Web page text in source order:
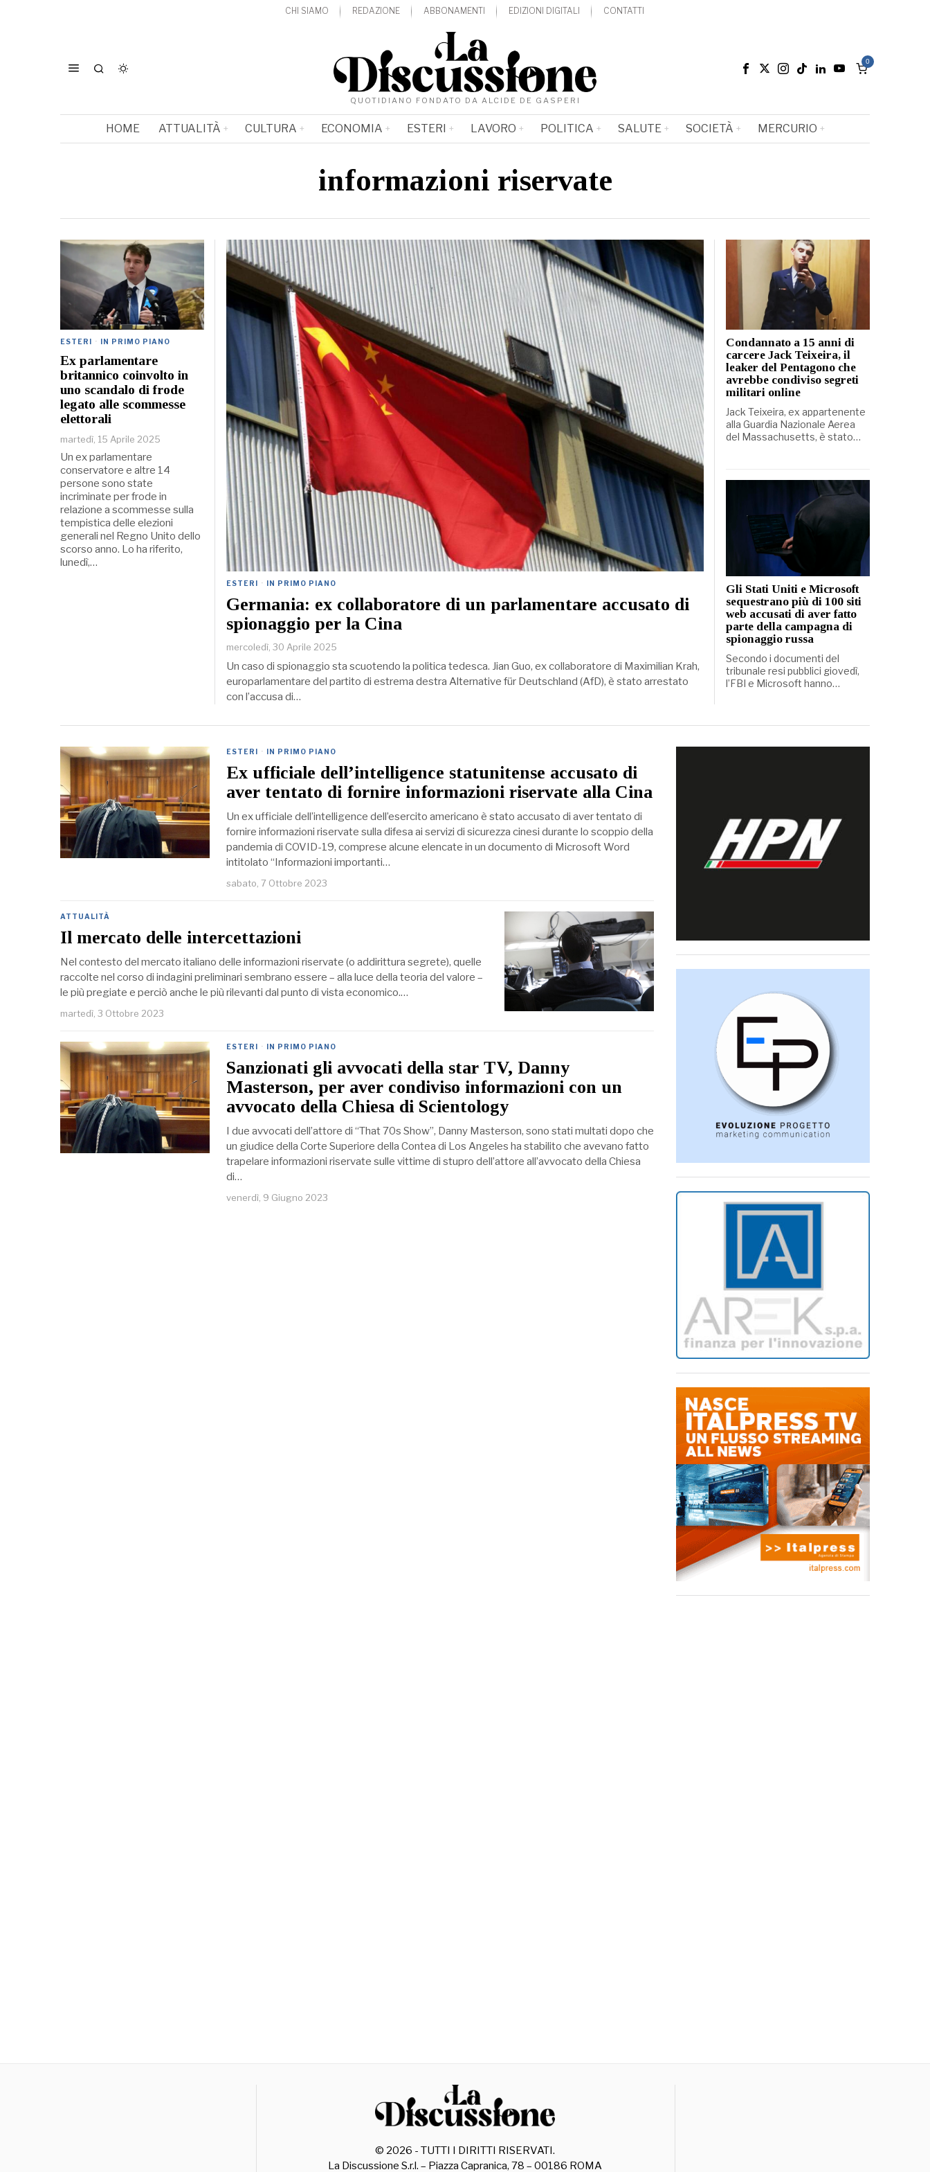
CHI SIAMO REDAZIONE ABBONAMENTI EDIZIONI DIGITALI CONTATTI
QUOTIDIANO FONDATO DA ALCIDE DE GASPERI
0
HOME ATTUALITÀ CULTURA ECONOMIA ESTERI LAVORO POLITICA SALUTE SOCIETÀ MERCURIO
informazioni riservate
ESTERI · IN PRIMO PIANO
Germania: ex collaboratore di un parlamentare accusato di
spionaggio per la Cina
mercoledì, 30 Aprile 2025
Un caso di spionaggio sta scuotendo la politica tedesca. Jian Guo, ex collaboratore di Maximilian Krah,
europarlamentare del partito di estrema destra Alternative für Deutschland (AfD), è stato arrestato
con l’accusa di…
ESTERI · IN PRIMO PIANO
Ex parlamentare
britannico coinvolto in
uno scandalo di frode
legato alle scommesse
elettorali
martedì, 15 Aprile 2025
Un ex parlamentare
conservatore e altre 14
persone sono state
incriminate per frode in
relazione a scommesse sulla
tempistica delle elezioni
generali nel Regno Unito dello
scorso anno. Lo ha riferito,
lunedì,…
Condannato a 15 anni di
carcere Jack Teixeira, il
leaker del Pentagono che
avrebbe condiviso segreti
militari online
Jack Teixeira, ex appartenente
alla Guardia Nazionale Aerea
del Massachusetts, è stato…
Gli Stati Uniti e Microsoft
sequestrano più di 100 siti
web accusati di aver fatto
parte della campagna di
spionaggio russa
Secondo i documenti del
tribunale resi pubblici giovedì,
l’FBI e Microsoft hanno…
ESTERI · IN PRIMO PIANO
Ex ufficiale dell’intelligence statunitense accusato di
aver tentato di fornire informazioni riservate alla Cina
Un ex ufficiale dell’intelligence dell’esercito americano è stato accusato di aver tentato di
fornire informazioni riservate sulla difesa ai servizi di sicurezza cinesi durante lo scoppio della
pandemia di COVID-19, comprese alcune elencate in un documento di Microsoft Word
intitolato “Informazioni importanti…
sabato, 7 Ottobre 2023
ATTUALITÀ
Il mercato delle intercettazioni
Nel contesto del mercato italiano delle informazioni riservate (o addirittura segrete), quelle
raccolte nel corso di indagini preliminari sembrano essere – alla luce della teoria del valore –
le più pregiate e perciò anche le più rilevanti dal punto di vista economico.…
martedì, 3 Ottobre 2023
ESTERI · IN PRIMO PIANO
Sanzionati gli avvocati della star TV, Danny
Masterson, per aver condiviso informazioni con un
avvocato della Chiesa di Scientology
I due avvocati dell’attore di “That 70s Show”, Danny Masterson, sono stati multati dopo che
un giudice della Corte Superiore della Contea di Los Angeles ha stabilito che avevano fatto
trapelare informazioni riservate sulle vittime di stupro dell’attore all’avvocato della Chiesa
di…
venerdì, 9 Giugno 2023
© 2026 - TUTTI I DIRITTI RISERVATI.
La Discussione S.r.l. – Piazza Capranica, 78 – 00186 ROMA